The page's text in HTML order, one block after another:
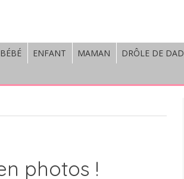
BÉBÉ ENFANT MAMAN DRÔLE DE DAD
photos !